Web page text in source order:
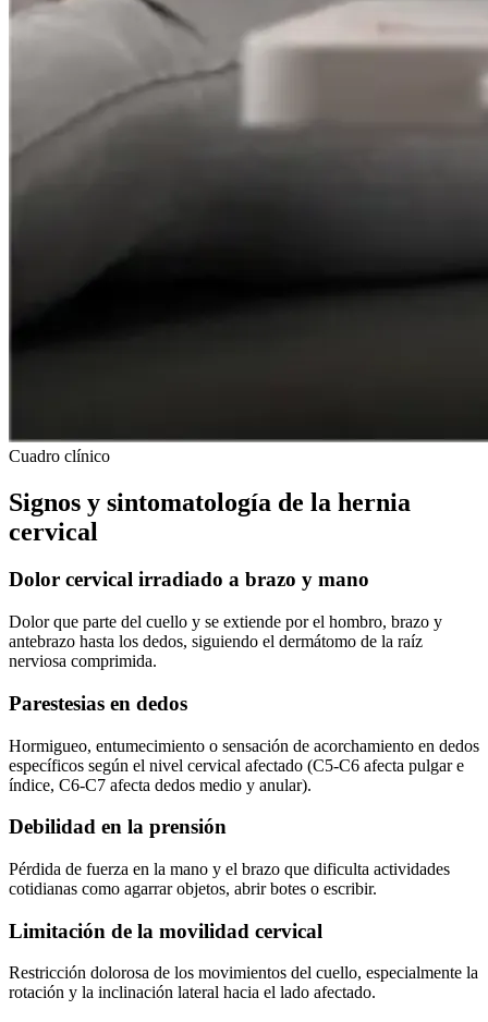
Cuadro clínico
Signos y sintomatología de la hernia
cervical
Dolor cervical irradiado a brazo y mano
Dolor que parte del cuello y se extiende por el hombro, brazo y
antebrazo hasta los dedos, siguiendo el dermátomo de la raíz
nerviosa comprimida.
Parestesias en dedos
Hormigueo, entumecimiento o sensación de acorchamiento en dedos
específicos según el nivel cervical afectado (C5-C6 afecta pulgar e
índice, C6-C7 afecta dedos medio y anular).
Debilidad en la prensión
Pérdida de fuerza en la mano y el brazo que dificulta actividades
cotidianas como agarrar objetos, abrir botes o escribir.
Limitación de la movilidad cervical
Restricción dolorosa de los movimientos del cuello, especialmente la
rotación y la inclinación lateral hacia el lado afectado.